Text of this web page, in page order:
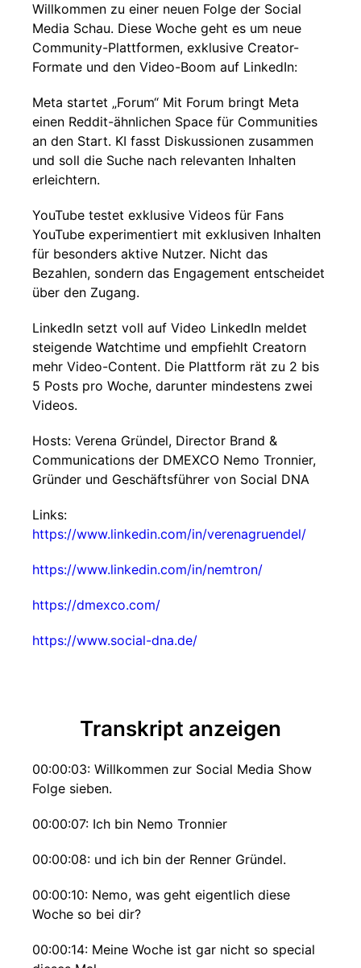
Willkommen zu einer neuen Folge der Social
Media Schau. Diese Woche geht es um neue
Community-Plattformen, exklusive Creator-
Formate und den Video-Boom auf LinkedIn:
Meta startet „Forum“ Mit Forum bringt Meta
einen Reddit-ähnlichen Space für Communities
an den Start. KI fasst Diskussionen zusammen
und soll die Suche nach relevanten Inhalten
erleichtern.
YouTube testet exklusive Videos für Fans
YouTube experimentiert mit exklusiven Inhalten
für besonders aktive Nutzer. Nicht das
Bezahlen, sondern das Engagement entscheidet
über den Zugang.
LinkedIn setzt voll auf Video LinkedIn meldet
steigende Watchtime und empfiehlt Creatorn
mehr Video-Content. Die Plattform rät zu 2 bis
5 Posts pro Woche, darunter mindestens zwei
Videos.
Hosts: Verena Gründel, Director Brand &
Communications der DMEXCO Nemo Tronnier,
Gründer und Geschäftsführer von Social DNA
Links:
https://www.linkedin.com/in/verenagruendel/
https://www.linkedin.com/in/nemtron/
https://dmexco.com/
https://www.social-dna.de/
Transkript anzeigen
00:00:03: Willkommen zur Social Media Show
Folge sieben.
00:00:07: Ich bin Nemo Tronnier
00:00:08: und ich bin der Renner Gründel.
00:00:10: Nemo, was geht eigentlich diese
Woche so bei dir?
00:00:14: Meine Woche ist gar nicht so special